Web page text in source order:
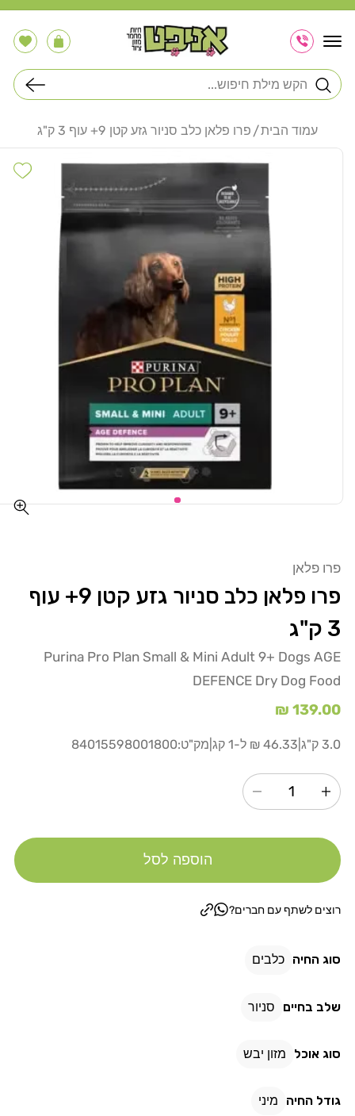
דלג
לתוכן
חיפוש
עֲגָלָההרשימה
שלי
עמוד הבית פרו פלאן כלב סניור גזע קטן 9+ עוף 3 ק"ג
דלג
פרו פלאן
פרו פלאן כלב סניור גזע קטן 9+ עוף
3 ק"ג
Purina Pro Plan Small & Mini Adult 9+ Dogs AGE
DEFENCE Dry Dog Food
מחיר
רגיל
139.00 ₪
3.0 ק"ג 46.33 ₪ ל-1 קג מק"ט:84015598001800
הגדל
עבור
פלאן
כלב
עוף
ק&quot;ג
הקטנת
פלאן
כלב
עוף
ק&quot;ג
הוספה לסל
רוצים לשתף עם חברים?
סוג החיה כלבים
שלב בחיים סניור
סוג אוכל מזון יבש
גודל החיה מיני